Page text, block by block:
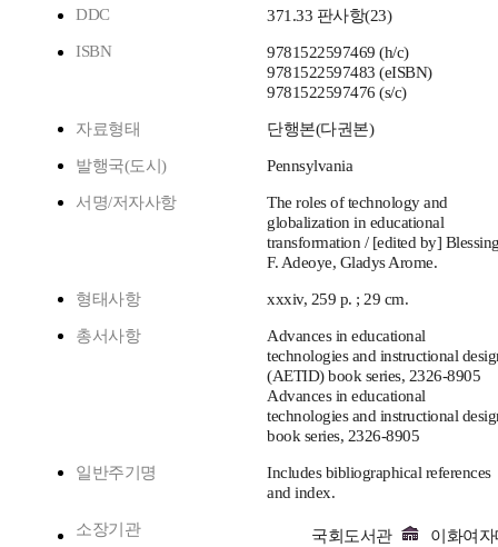
DDC
371.33 판사항(23)
ISBN
9781522597469 (h/c)
9781522597483 (eISBN)
9781522597476 (s/c)
자료형태 단행본(다권본)
발행국(도시) Pennsylvania
서명/저자사항
The roles of technology and
globalization in educational
transformation / [edited by]
F. Adeoye, Gladys Arome.
형태사항 xxxiv, 259 p. ; 29 cm.
총서사항
Advances in educational
technologies and instructional
(AETID) book series, 2326-8905
Advances in educational
technologies and instructional
book series, 2326-8905
일반주기명
Includes bibliographical references
and index.
소장기관 국회도서관 이화여